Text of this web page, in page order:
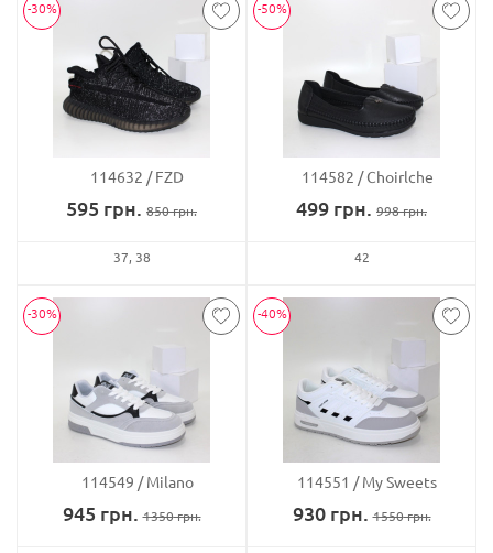
-30%
114632 FZD
595 грн. 850грн.
37 38
-50%
114582 Choirlche
499 грн. 998грн.
42
-30%
114549 Milano
945 грн. 1350грн.
-40%
114551 My Sweets
930грн. 1550грн.